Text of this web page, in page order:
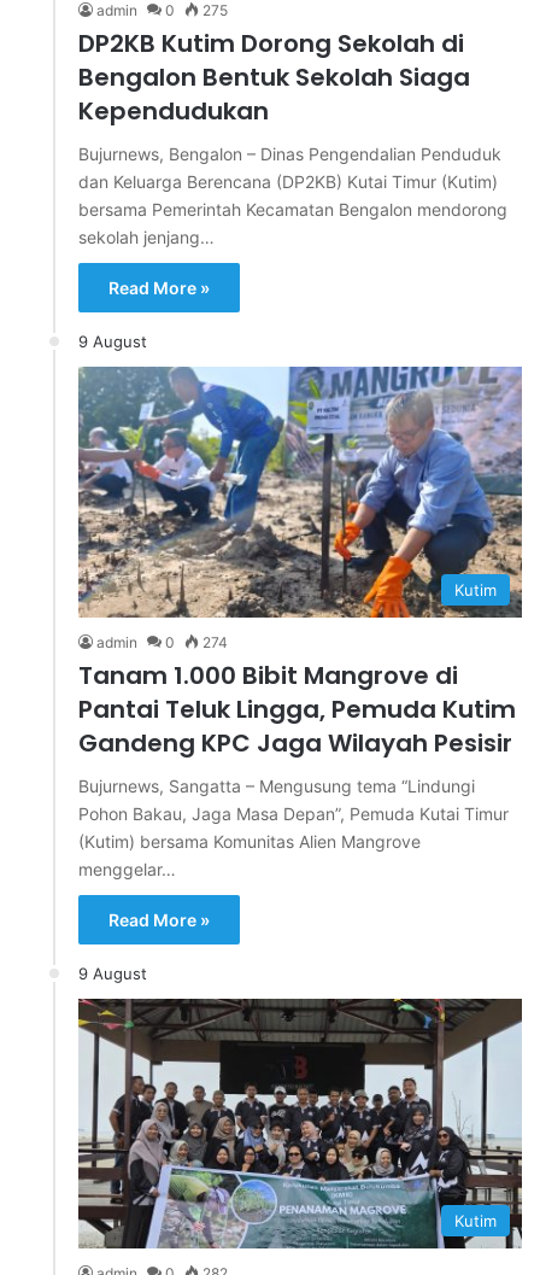
admin 0 275
DP2KB Kutim Dorong Sekolah di
Bengalon Bentuk Sekolah Siaga
Kependudukan
Bujurnews, Bengalon – Dinas Pengendalian Penduduk
dan Keluarga Berencana (DP2KB) Kutai Timur (Kutim)
bersama Pemerintah Kecamatan Bengalon mendorong
sekolah jenjang…
Read More »
9 August
Kutim
admin 0 274
Tanam 1.000 Bibit Mangrove di
Pantai Teluk Lingga, Pemuda Kutim
Gandeng KPC Jaga Wilayah Pesisir
Bujurnews, Sangatta – Mengusung tema “Lindungi
Pohon Bakau, Jaga Masa Depan”, Pemuda Kutai Timur
(Kutim) bersama Komunitas Alien Mangrove
menggelar…
Read More »
9 August
Kutim